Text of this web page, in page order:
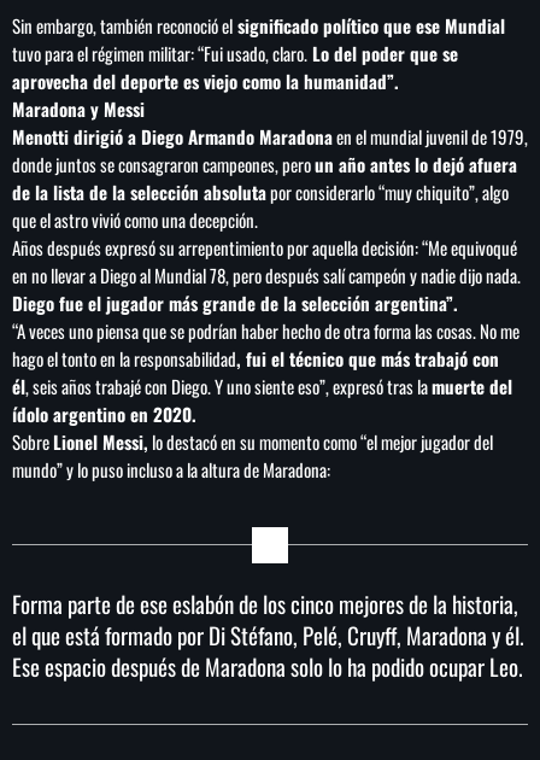
Sin embargo, también reconoció elsignificado político que ese Mundial
tuvo para el régimen militar: “Fui usado, claro. Lo del poder que se
aprovecha del deporte es viejo como la humanidad”.
Maradona y Messi
Menotti dirigió a Diego Armando Maradonaen el mundial juvenil de 1979,
donde juntos se consagraron campeones, peroun año antes lo dejó afuera
de la lista de la selección absolutapor considerarlo “muy chiquito”, algo
que el astro vivió como una decepción.
Años después expresó su arrepentimiento por aquella decisión: “Me equivoqué
en no llevar a Diego al Mundial 78, pero después salí campeón y nadie dijo nada.
Diego fue el jugador más grande de la selección argentina”.
“A veces uno piensa que se podrían haber hecho de otra forma las cosas. No me
hago el tonto en la responsabilidad, fui el técnico que más trabajó con
él, seis años trabajé con Diego. Y uno siente eso”, expresó tras lamuerte del
ídolo argentino en 2020.
SobreLionel Messi, lo destacó en su momento como “el mejor jugador del
mundo” y lo puso incluso a la altura de Maradona:
Forma parte de ese eslabón de los cinco mejores de la historia,
el que está formado por Di Stéfano, Pelé, Cruyff, Maradona y él.
Ese espacio después de Maradona solo lo ha podido ocupar Leo.